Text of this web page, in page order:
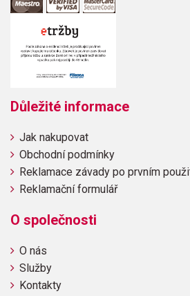
Důležité informace
Jak nakupovat
Obchodní podmínky
Reklamace závady po prvním
Reklamační formulář
O společnosti
O nás
Služby
Kontakty